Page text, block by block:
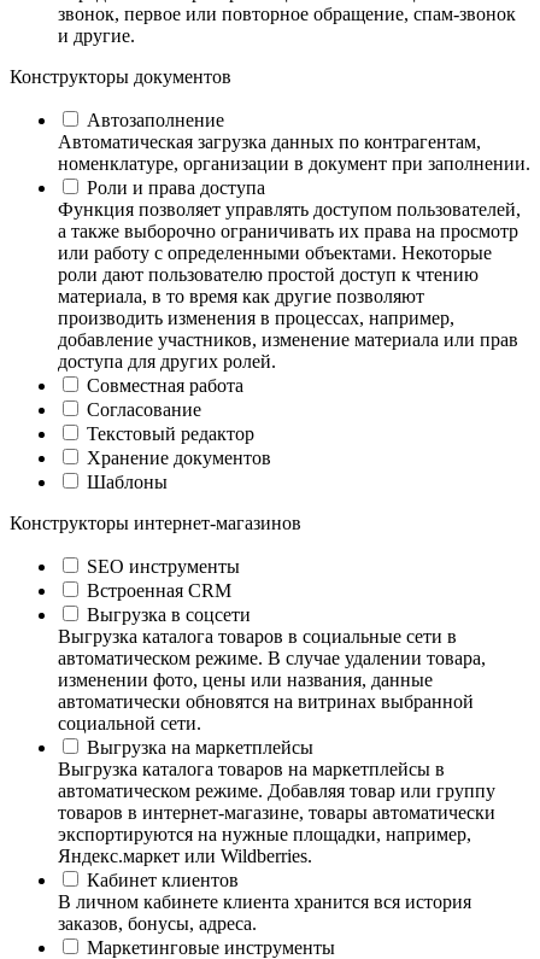
звонок, первое или повторное обращение, спам-звонок
и другие.
Конструкторы документов
Автозаполнение
Автоматическая загрузка данных по контрагентам,
номенклатуре, организации в документ при заполнении.
Роли и права доступа
Функция позволяет управлять доступом пользователей,
а также выборочно ограничивать их права на просмотр
или работу с определенными объектами. Некоторые
роли дают пользователю простой доступ к чтению
материала, в то время как другие позволяют
производить изменения в процессах, например,
добавление участников, изменение материала или прав
доступа для других ролей.
Совместная работа
Согласование
Текстовый редактор
Хранение документов
Шаблоны
Конструкторы интернет-магазинов
SEO инструменты
Встроенная CRM
Выгрузка в соцсети
Выгрузка каталога товаров в социальные сети в
автоматическом режиме. В случае удалении товара,
изменении фото, цены или названия, данные
автоматически обновятся на витринах выбранной
социальной сети.
Выгрузка на маркетплейсы
Выгрузка каталога товаров на маркетплейсы в
автоматическом режиме. Добавляя товар или группу
товаров в интернет-магазине, товары автоматически
экспортируются на нужные площадки, например,
Яндекс.маркет или Wildberries.
Кабинет клиентов
В личном кабинете клиента хранится вся история
заказов, бонусы, адреса.
Маркетинговые инструменты